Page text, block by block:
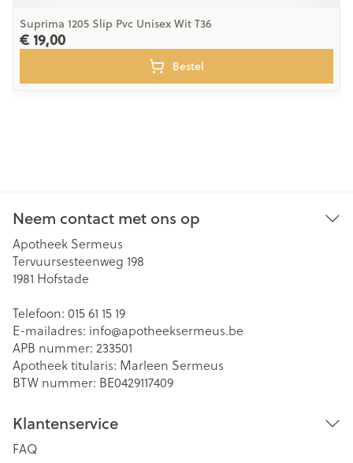
Suprima 1205 Slip Pvc Unisex Wit T36
€ 19,00
Bestel
Neem contact met ons op
Apotheek Sermeus
Tervuursesteenweg 198
1981 Hofstade
Telefoon: 015 61 15 19
E-mailadres: info@apotheeksermeus.be
APB nummer: 233501
Apotheek titularis: Marleen Sermeus
BTW nummer: BE0429117409
Klantenservice
FAQ